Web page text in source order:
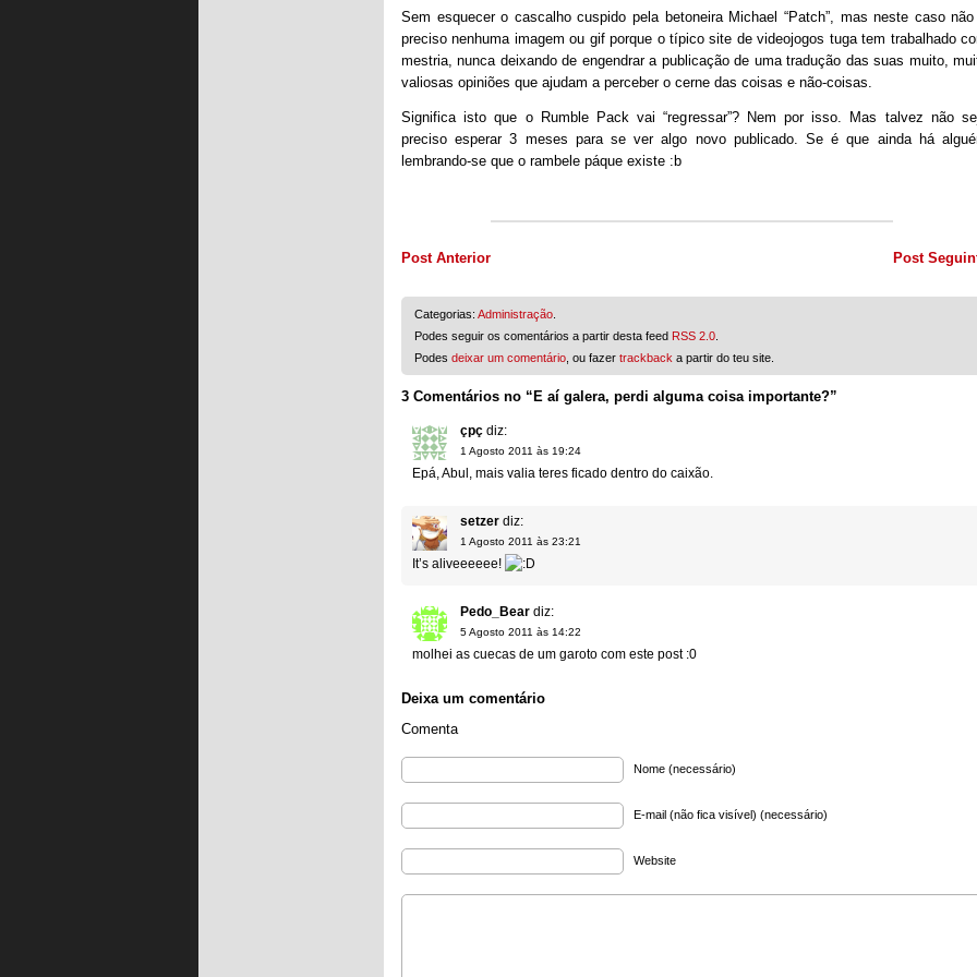
Sem esquecer o cascalho cuspido pela betoneira Michael “Patch”, mas neste caso
preciso nenhuma imagem ou gif porque o típico site de videojogos tuga tem trabalhado
mestria, nunca deixando de engendrar a publicação de uma tradução das suas muito,
valiosas opiniões que ajudam a perceber o cerne das coisas e não-coisas.
Significa isto que o Rumble Pack vai “regressar”? Nem por isso. Mas talvez não
preciso esperar 3 meses para se ver algo novo publicado. Se é que ainda há
lembrando-se que o rambele páque existe :b
Post Anterior Post
Categorias: Administração
Podes seguir os comentários a partir desta feed RSS 2.0
Podes deixar um comentário , ou fazer trackback a partir do teu site.
3 Comentários no “E aí galera, perdi alguma coisa importante?”
çpç diz:
1 Agosto 2011 às 19:24
Epá, Abul, mais valia teres ficado dentro do caixão.
setzer diz:
1 Agosto 2011 às 23:21
It’s aliveeeeee!
Pedo_Bear diz:
5 Agosto 2011 às 14:22
molhei as cuecas de um garoto com este post :0
Deixa um comentário
Comenta
Nome (necessário)
E-mail (não fica visível) (necessário)
Website